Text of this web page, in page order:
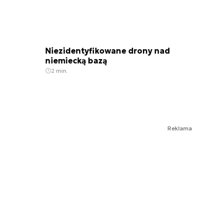
Niezidentyfikowane drony nad
niemiecką bazą
2 min.
Reklama